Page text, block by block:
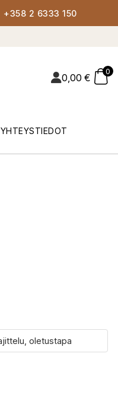
+358 2 6333 150
0,00 €
0
YHTEYSTIEDOT